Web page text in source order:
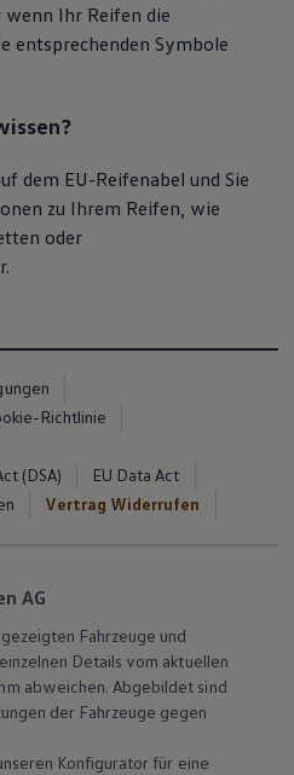
wenn Ihr Reifen die
entsprechenden Symbole
dem EU-Reifenabel und Sie
zu Ihrem Reifen, wie
oder
Richtlinie
(DSA)
EU Data Act
Vertrag Widerrufen
AG
Fahrzeuge und
Details vom aktuellen
abweichen. Abgebildet sind
der Fahrzeuge gegen
Konfigurator für eine